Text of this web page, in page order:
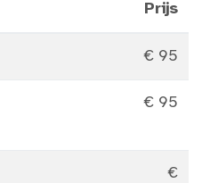
Prijs
€ 95
€ 95
€